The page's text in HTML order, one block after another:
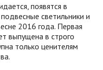
появятся в
светильники и
2016 года. Первая
выпущена в строго
только ценителям